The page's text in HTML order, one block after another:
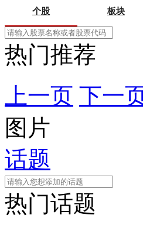
个股 板块
热门推荐
上一页 下一
图片
话题
热门话题